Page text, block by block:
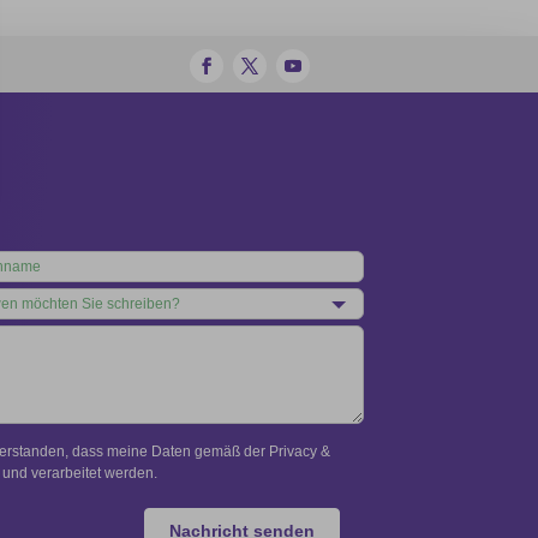
dass meine Daten gemäß der Privacy &
verarbeitet werden.
Nachricht senden